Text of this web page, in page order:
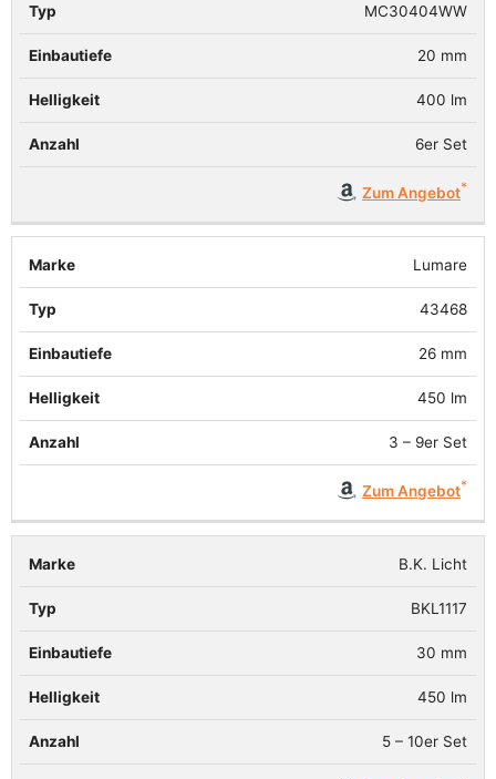
MC30404WW
20 mm
400 lm
6er Set
Zum Angebot
Lumare
43468
26 mm
450 lm
3 – 9er Set
Zum Angebot
B.K. Licht
BKL1117
30 mm
450 lm
5 – 10er Set